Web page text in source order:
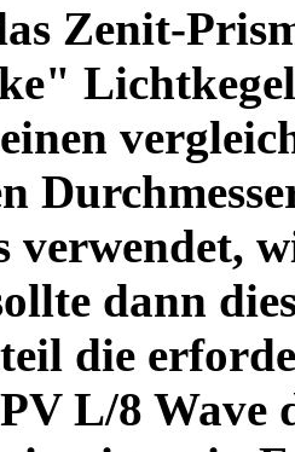
Zenit-
verwendet,
dann
die
L/8